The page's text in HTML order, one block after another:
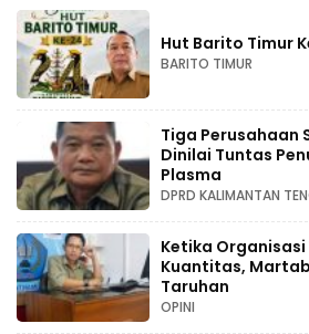
Hut Barito Timur
BARITO TIMUR
Tiga Perusahaan
Dinilai Tuntas
Plasma
DPRD KALIMANTAN
Ketika
Kuantitas,
Taruhan
OPINI